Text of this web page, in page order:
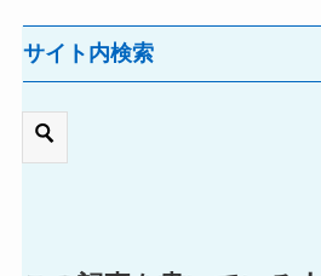
サイト内検索